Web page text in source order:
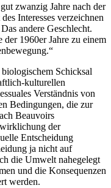
zwanzig Jahre nach der
Interesses verzeichnen
andere Geschlecht.
1960er Jahre zu einem
Schicksal
kulturellen
Verständnis von
Bedingungen, die zur
Beauvoirs
der
Entscheidung
ja nicht auf
die Umwelt nahegelegt
und die Konsequenzen
werden.